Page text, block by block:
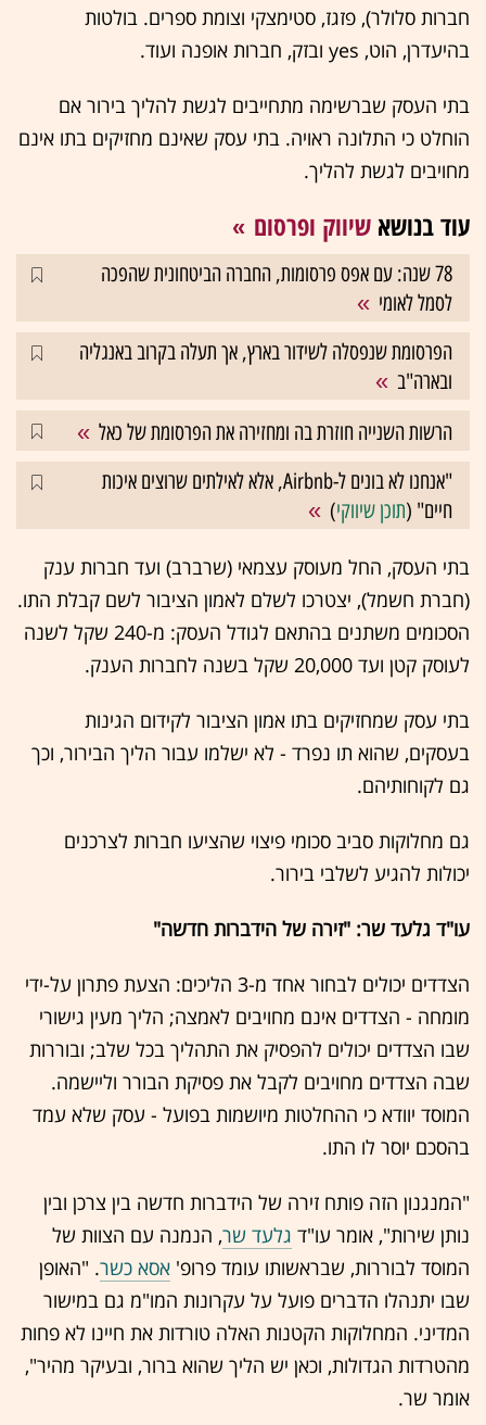
חברות סלולר), פזגז, סטימצקי וצומת ספרים. בולטות
בהיעדרן, הוט, yes ובזק, חברות אופנה ועוד.
בתי העסק שברשימה מתחייבים לגשת להליך בירור אם
הוחלט כי התלונה ראויה. בתי עסק שאינם מחזיקים בתו אינם
מחויבים לגשת להליך.
עוד בנושא שיווק ופרסום
78 שנה: עם אפס פרסומות, החברה הביטחונית שהפכה
לסמל לאומי
הפרסומת שנפסלה לשידור בארץ, אך תעלה בקרוב באנגליה
ובארה"ב
הרשות השנייה חוזרת בה ומחזירה את הפרסומת של כאל
"אנחנו לא בונים ל-Airbnb, אלא לאילתים שרוצים איכות
חיים" (תוכן שיווקי)
בתי העסק, החל מעוסק עצמאי (שרברב) ועד חברות ענק
(חברת חשמל), יצטרכו לשלם לאמון הציבור לשם קבלת התו.
הסכומים משתנים בהתאם לגודל העסק: מ-240 שקל לשנה
לעוסק קטן ועד 20,000 שקל בשנה לחברות הענק.
בתי עסק שמחזיקים בתו אמון הציבור לקידום הגינות
בעסקים, שהוא תו נפרד - לא ישלמו עבור הליך הבירור, וכך
גם לקוחותיהם.
גם מחלוקות סביב סכומי פיצוי שהציעו חברות לצרכנים
יכולות להגיע לשלבי בירור.
עו"ד גלעד שר: "זירה של הידברות חדשה"
הצדדים יכולים לבחור אחד מ-3 הליכים: הצעת פתרון על-ידי
מומחה - הצדדים אינם מחויבים לאמצה; הליך מעין גישורי
שבו הצדדים יכולים להפסיק את התהליך בכל שלב; ובוררות
שבה הצדדים מחויבים לקבל את פסיקת הבורר וליישמה.
המוסד יוודא כי ההחלטות מיושמות בפועל - עסק שלא עמד
בהסכם יוסר לו התו.
"המנגנון הזה פותח זירה של הידברות חדשה בין צרכן ובין
נותן שירות", אומר עו"ד גלעד שר, הנמנה עם הצוות של
המוסד לבוררות, שבראשותו עומד פרופ' אסא כשר. "האופן
שבו יתנהלו הדברים פועל על עקרונות המו"מ גם במישור
המדיני. המחלוקות הקטנות האלה טורדות את חיינו לא פחות
מהטרדות הגדולות, וכאן יש הליך שהוא ברור, ובעיקר מהיר",
אומר שר.